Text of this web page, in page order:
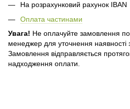
На розрахунковий рахунок IBAN
Оплата частинами
Увага! Не оплачуйте замовлення
менеджер для уточнення наявності
Замовлення відправляється
надходження оплати.